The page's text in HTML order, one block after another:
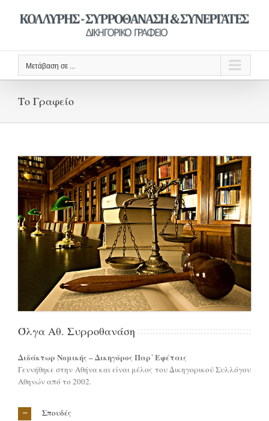
Μετάβαση σε ...
Το Γραφείο
Όλγα Αθ. Συρροθανάση
Διδάκτωρ Νομικής – Δικηγόρος Παρ΄ Εφέταις
Γεννήθηκε στην Αθήνα και είναι μέλος του Δικηγορικού Συλλόγου
Αθηνών από το 2002.
Σπουδές